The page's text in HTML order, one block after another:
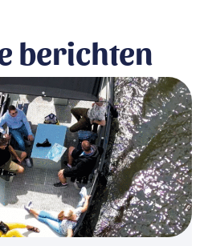
berichten